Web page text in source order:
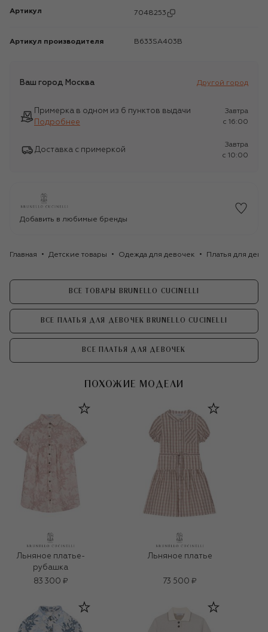
Артикул 7048253
Артикул производителя B633SA403B
Ваш город Москва Другой город
Примерка в одном из 6 пунктов выдачи
Подробнее
Завтра
c 16:00
Доставка с примеркой
Завтра
c 10:00
Добавить в любимые бренды
Главная Детские товары Одежда для девочек Платья для
ВСЕ ТОВАРЫ BRUNELLO CUCINELLI
ВСЕ ПЛАТЬЯ ДЛЯ ДЕВОЧЕК BRUNELLO CUCINELLI
ВСЕ ПЛАТЬЯ ДЛЯ ДЕВОЧЕК
ПОХОЖИЕ МОДЕЛИ
Льняное платье-
рубашка
83 300 ₽
Льняное платье
73 500 ₽